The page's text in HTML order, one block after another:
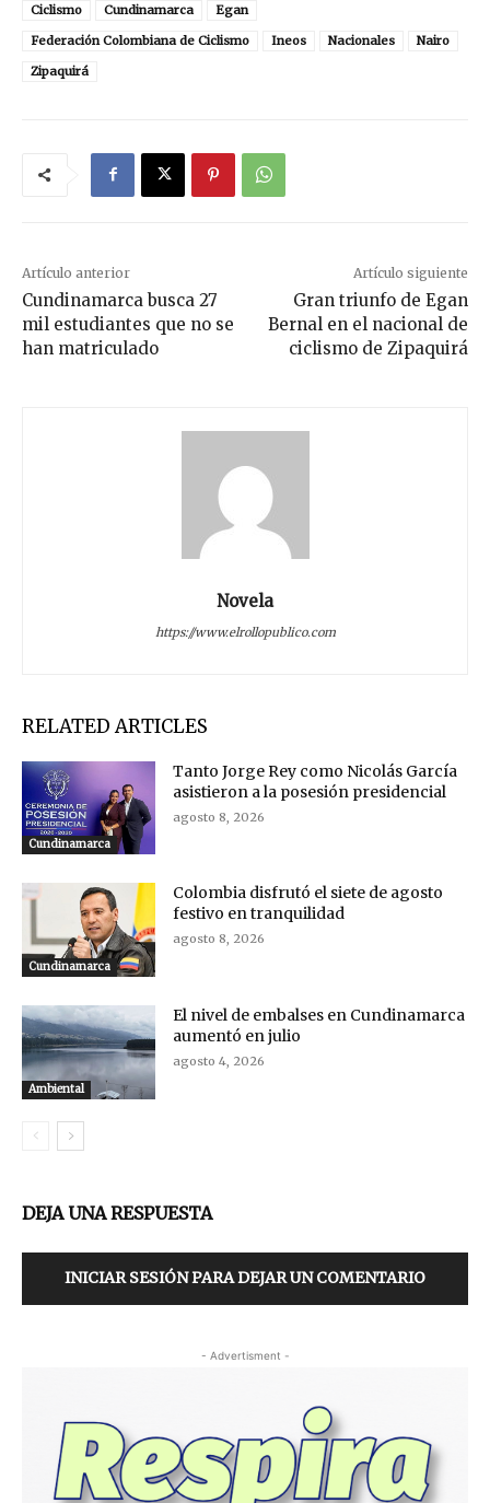
Ciclismo
Cundinamarca
Egan
Federación Colombiana de Ciclismo
Ineos Nacionales
Nairo
Zipaquirá
Artículo anterior
Cundinamarca busca 27
mil estudiantes que no se
han matriculado
Artículo siguiente
Gran triunfo de Egan
Bernal en el nacional de
ciclismo de Zipaquirá
Novela
https://www.elrollopublico.com
RELATED ARTICLES
Cundinamarca
Tanto Jorge Rey como Nicolás García
asistieron a la posesión presidencial
agosto 8, 2026
Cundinamarca
Colombia disfrutó el siete de agosto
festivo en tranquilidad
agosto 8, 2026
Ambiental
El nivel de embalses en Cundinamarca
aumentó en julio
agosto 4, 2026
DEJA UNA RESPUESTA
INICIAR SESIÓN PARA DEJAR UN COMENTARIO
- Advertisment -